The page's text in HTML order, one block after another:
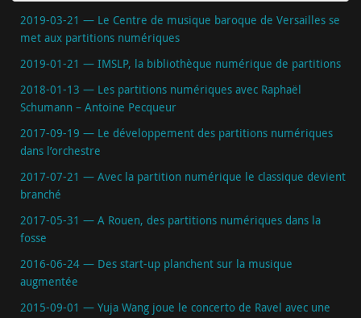
2019-03-21 — Le Centre de musique baroque de Versailles se
met aux partitions numériques
2019-01-21 — IMSLP, la bibliothèque numérique de partitions
2018-01-13 — Les partitions numériques avec Raphaël
Schumann – Antoine Pecqueur
2017-09-19 — Le développement des partitions numériques
dans l’orchestre
2017-07-21 — Avec la partition numérique le classique devient
branché
2017-05-31 — A Rouen, des partitions numériques dans la
fosse
2016-06-24 — Des start-up planchent sur la musique
augmentée
2015-09-01 — Yuja Wang joue le concerto de Ravel avec une